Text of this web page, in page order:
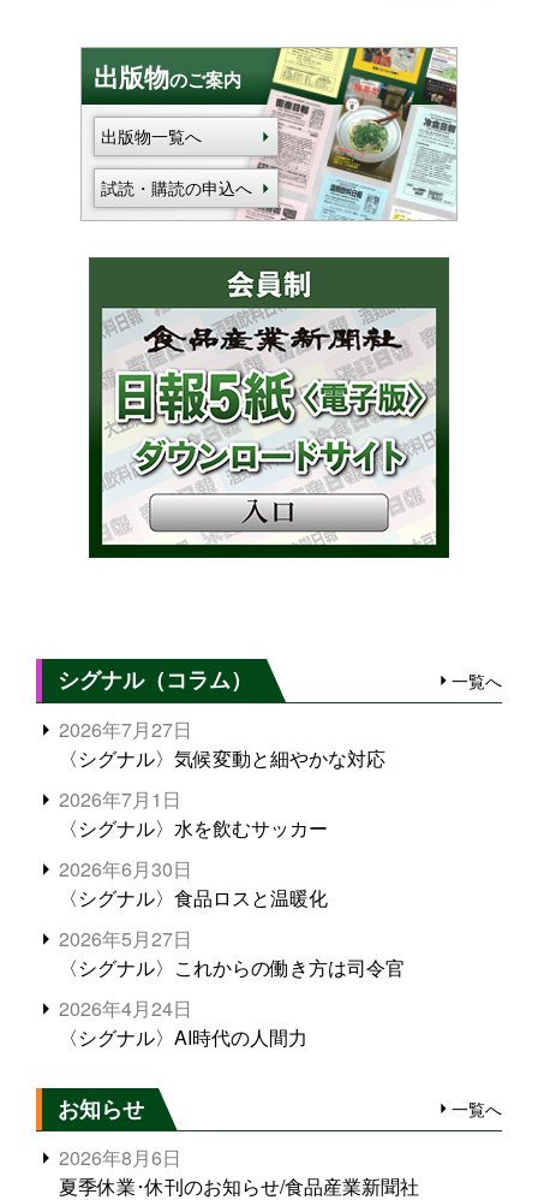
出版物のご案内
出版物一覧へ
試読・購読の申込へ
シグナル（コラム） 一覧へ
2026年7月27日
〈シグナル〉気候変動と細やかな対応
2026年7月1日
〈シグナル〉水を飲むサッカー
2026年6月30日
〈シグナル〉食品ロスと温暖化
2026年5月27日
〈シグナル〉これからの働き方は司令官
2026年4月24日
〈シグナル〉AI時代の人間力
お知らせ 一覧へ
2026年8月6日
夏季休業･休刊のお知らせ/食品産業新聞社